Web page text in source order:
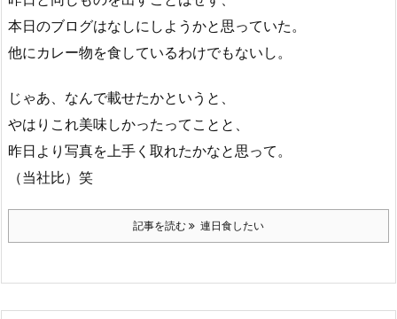
本日のブログはなしにしようかと思っていた。
他にカレー物を食しているわけでもないし。
じゃあ、なんで載せたかというと、
やはりこれ美味しかったってことと、
昨日より写真を上手く取れたかなと思って。
（当社比）笑
記事を読む 連日食したい